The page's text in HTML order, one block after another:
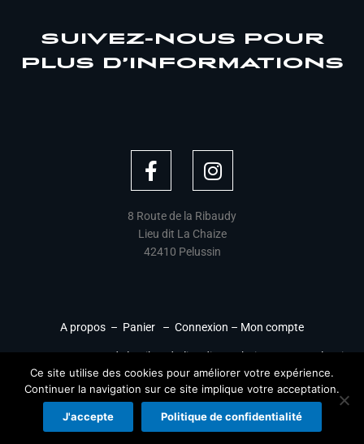
SUIVEZ-NOUS POUR
PLUS D’INFORMATIONS
F
a
e
b
o
-
I
n
t
a
g
m
8 Route de la Ribaudy
Lieu dit La Chaize
42410 Pelussin
A propos – Panier – Connexion – Mon compte
ADRESSE: 8 Route de la Ribaudy, lieu dit La Chaize, 42410 Pelussin
© Copyright 2022 –BDA RACING–Mentions légales–
Confidentialité–CGV–Environnement
Création de site par
DIGICOM-IT
Ce site utilise des cookies pour améliorer votre expérience.
Continuer la navigation sur ce site implique votre acceptation.
J'accepte Politique de confidentialité